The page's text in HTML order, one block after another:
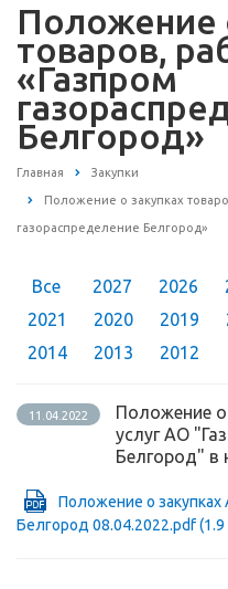
Положение
товаров,
«Газпром
Белгород»
Главная Закупки
Положение о закупках
газораспределение Белгород»
Все 2027 2026
2021
2020 2019
2014
2013 2012
11.04.2022
Положение о
услуг АО
Белгород" в
Положение о
Белгород 08.04.2022.pdf